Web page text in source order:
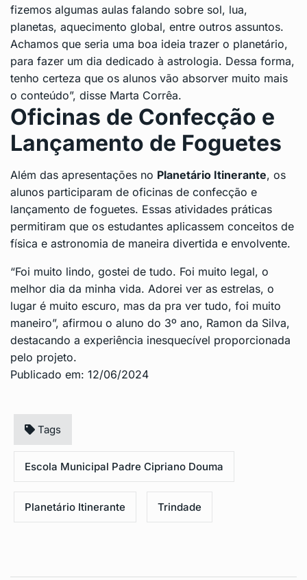
fizemos algumas aulas falando sobre sol, lua,
planetas, aquecimento global, entre outros assuntos.
Achamos que seria uma boa ideia trazer o planetário,
para fazer um dia dedicado à astrologia. Dessa forma,
tenho certeza que os alunos vão absorver muito mais
o conteúdo”, disse Marta Corrêa.
Oficinas de Confecção e
Lançamento de Foguetes
Além das apresentações no Planetário Itinerante, os
alunos participaram de oficinas de confecção e
lançamento de foguetes. Essas atividades práticas
permitiram que os estudantes aplicassem conceitos de
física e astronomia de maneira divertida e envolvente.
“Foi muito lindo, gostei de tudo. Foi muito legal, o
melhor dia da minha vida. Adorei ver as estrelas, o
lugar é muito escuro, mas da pra ver tudo, foi muito
maneiro”, afirmou o aluno do 3º ano, Ramon da Silva,
destacando a experiência inesquecível proporcionada
pelo projeto.
Publicado em: 12/06/2024
Tags
Escola Municipal Padre Cipriano Douma
Planetário Itinerante Trindade